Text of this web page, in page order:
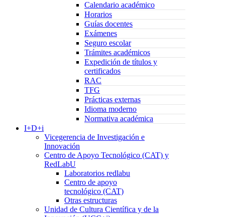
Calendario académico
Horarios
Guías docentes
Exámenes
Seguro escolar
Trámites académicos
Expedición de títulos y
certificados
RAC
TFG
Prácticas externas
Idioma moderno
Normativa académica
I+D+i
Vicegerencia de Investigación e
Innovación
Centro de Apoyo Tecnológico (CAT) y
RedLabU
Laboratorios redlabu
Centro de apoyo
tecnológico (CAT)
Otras estructuras
Unidad de Cultura Científica y de la